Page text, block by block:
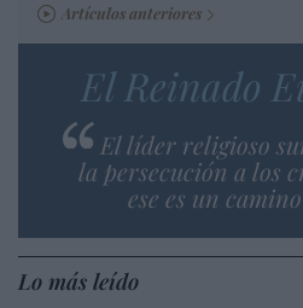
Artículos anteriores
El Reinado
El líder religioso
la persecución a los
ese es un
Lo más leído